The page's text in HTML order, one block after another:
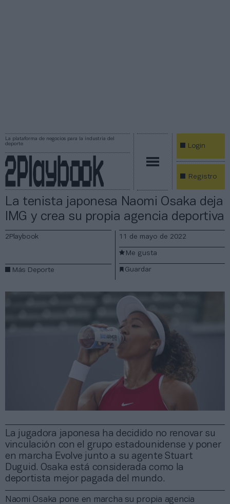
La plataforma de negocios para la industria del
deporte
Login
Registro
La tenista japonesa Naomi Osaka deja
IMG y crea su propia agencia deportiva
La jugadora japonesa ha decidido no renovar su
vinculación con el grupo estadounidense y poner
en marcha Evolve junto a su agente Stuart
Duguid. Osaka está considerada como la
deportista mejor pagada del mundo.
2Playbook
Más Deporte
11 de mayo de 2022
Guardar
Me gusta
Naomi Osaka pone en marcha su propia agencia